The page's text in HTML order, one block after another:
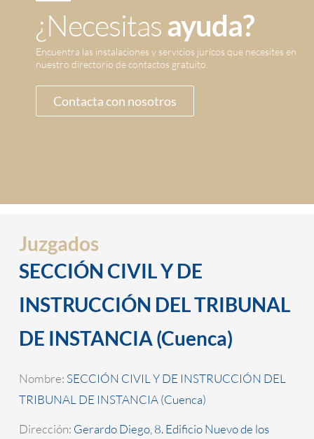
¿Necesitasayuda?
Encuentra las instalaciones y servicios jurícos que necesites en
nuestro directorio de contactos gratuito.
Contacta con nosotros
Juzgados
SECCIÓN CIVIL Y DE
INSTRUCCIÓN DEL TRIBUNAL
DE INSTANCIA (Cuenca)
Nombre: SECCIÓN CIVIL Y DE INSTRUCCIÓN DEL
TRIBUNAL DE INSTANCIA (Cuenca)
Dirección: Gerardo Diego, 8. Edificio Nuevo de los